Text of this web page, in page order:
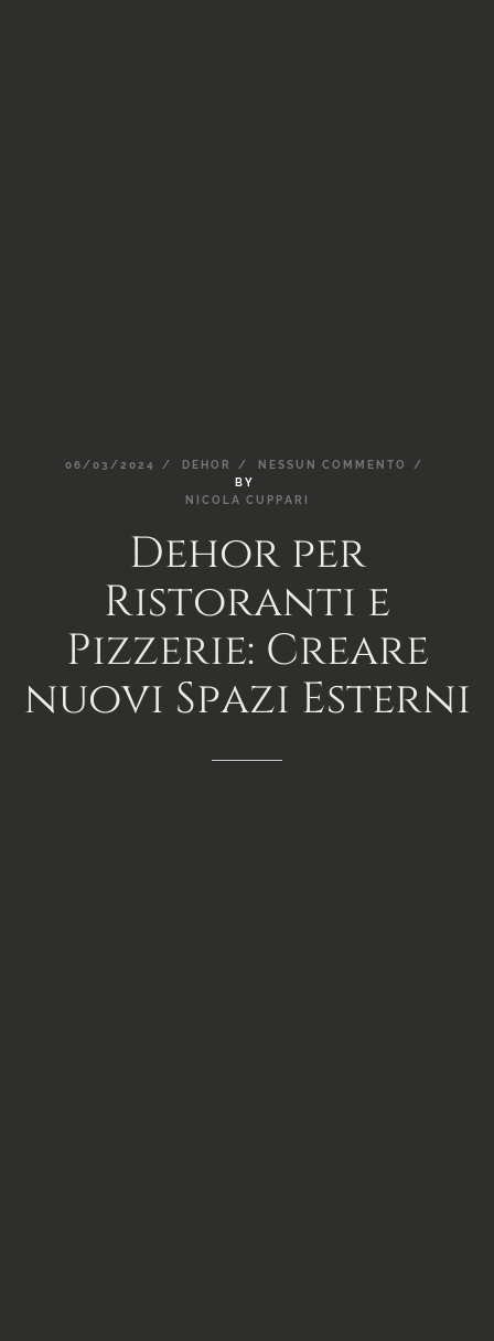
06/03/2024 DEHOR NESSUN COMMENTO
BY
NICOLA CUPPARI
Dehor per
Ristoranti e
Pizzerie: Creare
nuovi Spazi Esterni